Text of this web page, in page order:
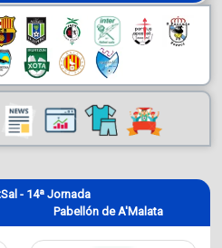
- 14ª Jornada
Pabellón de A'Malata